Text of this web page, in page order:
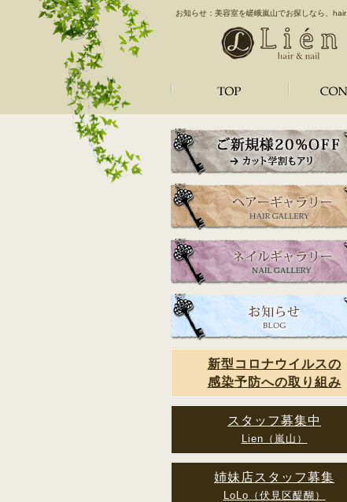
お知らせ：美容室を嵯峨嵐山でお探しなら、
新型コロナウイルスの
感染予防への取り組み
スタッフ募集中
Lien（嵐山）
姉妹店スタッフ募集
LoLo（伏見区醍醐）